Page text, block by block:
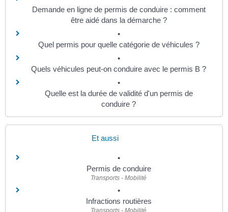
Demande en ligne de permis de conduire : comment
être aidé dans la démarche ?
Quel permis pour quelle catégorie de véhicules ?
Quels véhicules peut-on conduire avec le permis B ?
Quelle est la durée de validité d'un permis de
conduire ?
Et aussi
Permis de conduire
Transports - Mobilité
Infractions routières